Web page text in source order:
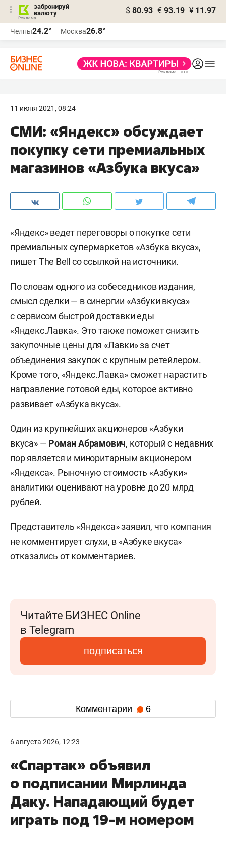
забронируй
валюту
$ 80.93 € 93.19 ¥ 11.97
Челны24.2° Москва26.8°
11 июня 2021, 08:24
СМИ: «Яндекс» обсуждает
покупку сети премиальных
магазинов «Азбука вкуса»
«Яндекс» ведет переговоры о покупке сети
премиальных супермаркетов «Азбука вкуса»,
пишетThe Bell со ссылкой на источники.
По словам одного из собеседников издания,
смысл сделки — в синергии «Азбуки вкуса»
с сервисом быстрой доставки еды
«Яндекс.Лавка». Это также поможет снизить
закупочные цены для «Лавки» за счет
объединения закупок с крупным ретейлером.
Кроме того, «Яндекс.Лавка» сможет нарастить
направление готовой еды, которое активно
развивает «Азбука вкуса».
Один из крупнейших акционеров «Азбуки
вкуса» — Роман Абрамович, который с недавних
пор является и миноритарным акционером
«Яндекса». Рыночную стоимость «Азбуки»
аналитики оценивают на уровне до 20 млрд
рублей.
Представитель «Яндекса» заявил, что компания
не комментирует слухи, в «Азбуке вкуса»
отказались от комментариев.
Читайте БИЗНЕС Online
в Telegram
подписаться
Комментарии 6
6 августа 2026, 12:23
«Спартак» объявил
о подписании Мирлинда
Даку. Нападающий будет
играть под 19-м номером